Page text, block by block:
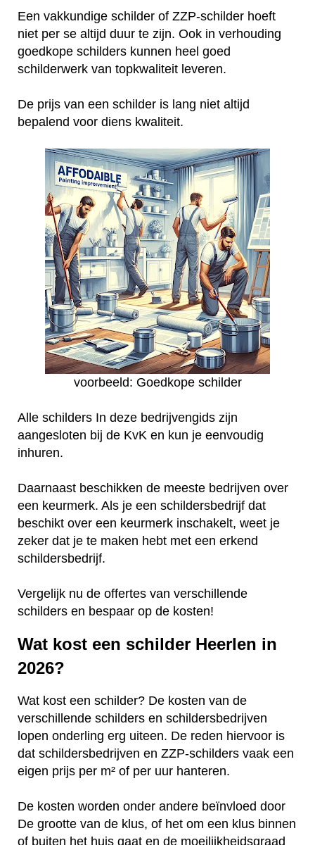
Een vakkundige schilder of ZZP-schilder hoeft
niet per se altijd duur te zijn. Ook in verhouding
goedkope schilders kunnen heel goed
schilderwerk van topkwaliteit leveren.
De prijs van een schilder is lang niet altijd
bepalend voor diens kwaliteit.
voorbeeld: Goedkope schilder
Alle schilders In deze bedrijvengids zijn
aangesloten bij de KvK en kun je eenvoudig
inhuren.
Daarnaast beschikken de meeste bedrijven over
een keurmerk. Als je een schildersbedrijf dat
beschikt over een keurmerk inschakelt, weet je
zeker dat je te maken hebt met een erkend
schildersbedrijf.
Vergelijk nu de offertes van verschillende
schilders en bespaar op de kosten!
Wat kost een schilder Heerlen in
2026?
Wat kost een schilder? De kosten van de
verschillende schilders en schildersbedrijven
lopen onderling erg uiteen. De reden hiervoor is
dat schildersbedrijven en ZZP-schilders vaak een
eigen prijs per m² of per uur hanteren.
De kosten worden onder andere beïnvloed door
De grootte van de klus, of het om een klus binnen
of buiten het huis gaat en de moeilijkheidsgraad